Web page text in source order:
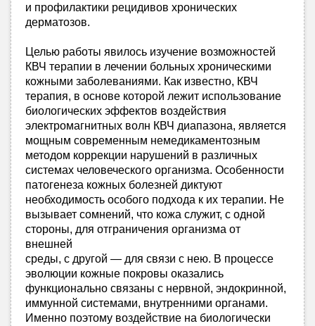
и профилактики рецидивов хронических
дерматозов.
Целью работы явилось изучение возможностей
КВЧ терапии в лечении больных хроническими
кожными заболеваниями. Как известно, КВЧ
терапия, в основе которой лежит использование
биологических эффектов воздействия
электромагнитных волн КВЧ диапазона, является
мощным современным немедикаментозным
методом коррекции нарушений в различных
системах человеческого организма. Особенности
патогенеза кожных болезней диктуют
необходимость особого подхода к их терапии. Не
вызывает сомнений, что кожа служит, с одной
стороны, для отграничения организма от
внешней
среды, с другой — для связи с нею. В процессе
эволюции кожные покровы оказались
функционально связаны с нервной, эндокринной,
иммунной системами, внутренними органами.
Именно поэтому воздействие на биологически